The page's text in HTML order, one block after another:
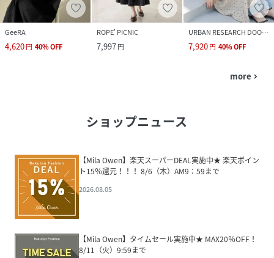
GeeRA
4,620円 40%OFF
ROPE' PICNIC
7,997円
URBAN RESEARCH DOORS
7,920円 40%OFF
more navigate_next
ショップニュース
【Mila Owen】楽天スーパーDEAL実施中★ 楽天ポイン
ト15％還元！！！ 8/6（木）AM9：59まで
2026.08.05
【Mila Owen】タイムセール実施中★ MAX20％OFF！
8/11（火）9:59まで